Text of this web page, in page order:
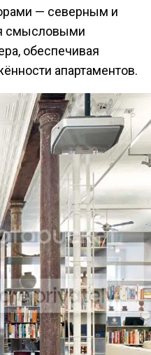
— северным и
смысловыми
обеспечивая
апартаментов.